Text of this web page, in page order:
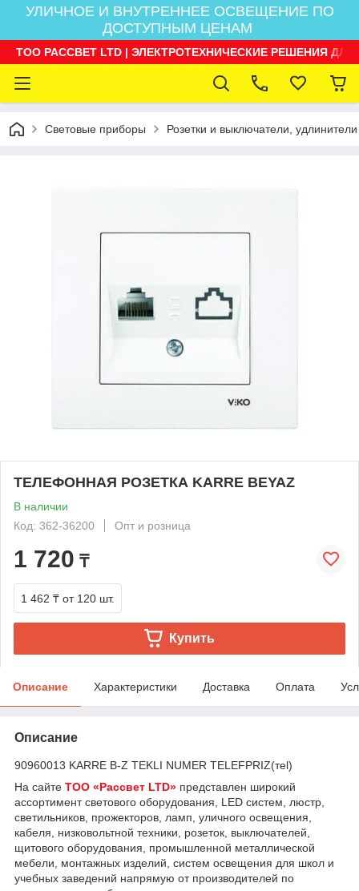
УЛИЧНОЕ И ВНУТРЕННЕЕ ОСВЕЩЕНИЕ ПО
ДОСТУПНЫМ ЦЕНАМ
ТОО РАССВЕТ LTD | ЭЛЕКТРОТЕХНИЧЕСКИЕ РЕШЕНИЯ
Световые приборы Розетки и выключатели, удлинители
ТЕЛЕФОННАЯ РОЗЕТКА KARRE BEYAZ
В наличии
Код: 362-36200
Опт и розница
1 720 ₸
1 462 ₸ от 120 шт.
Купить
Описание Характеристики Доставка Оплата
Описание
90960013 KARRE B-Z TEKLI NUMER TELEFPRIZ(теl)
На сайте ТОО «Рассвет LTD» представлен широкий
ассортимент светового оборудования, LED систем, люстр,
светильников, прожекторов, ламп, уличного освещения,
кабеля, низковольтной техники, розеток, выключателей,
щитового оборудования, промышленной металлической
мебели, монтажных изделий, систем освещения для школ и
учебных заведений напрямую от производителей по